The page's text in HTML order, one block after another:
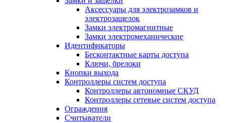
Аксессуары для электрозамков и
электрозащелок
Замки электромагнитные
Замки электромеханические
Идентификаторы
Бесконтактные карты доступа
Ключи, брелоки
Кнопки выхода
Контроллеры систем доступа
Контроллеры автономные СКУД
Контроллеры сетевые систем доступа
Ограждения
Считыватели